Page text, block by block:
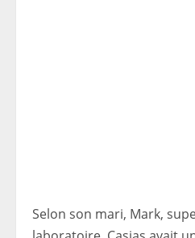
Selon son mari, Mark,